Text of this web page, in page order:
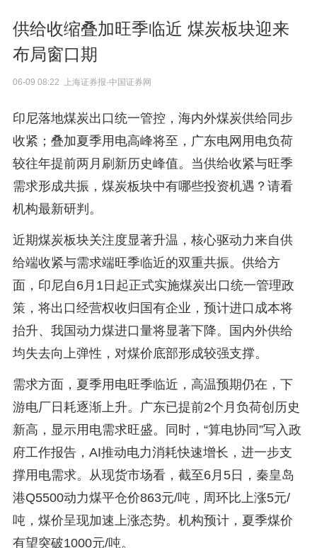
供给收缩叠加旺季临近 煤炭板块迎来
布局窗口期
06-09 08:22 上海证券报·中国证券网
印尼落地煤炭出口统一管控，海内外煤炭供给同步
收紧；叠加夏季用电高峰将至，广东电网用电负荷
较往年提前两月刷新历史峰值。当供给收紧与旺季
需求形成共振，煤炭板块中有哪些投资机遇？请看
机构最新研判。
近期煤炭板块关注度显著升温，核心驱动力来自供
给端收紧与需求端旺季临近的双重共振。供给方
面，印尼自6月1日起正式实施煤炭出口统一管理政
策，将出口经营权收归国有企业，预计进口成本将
抬升、我国动力煤进口量将显著下降。国内外供给
均失去向上弹性，对煤价底部形成较强支撑。
需求方面，夏季用电旺季临近，高温预期仍在，下
游电厂日耗逐渐上升。广东已提前2个月负荷创历史
新高，显示用电需求旺盛。同时，“算电协同”写入政
府工作报告，AI推动电力消耗快速增长，进一步支
撑用电需求。从现货市场看，截至6月5日，秦皇岛
港Q5500动力煤平仓价863元/吨，周环比上涨5元/
吨，煤价呈现加速上涨态势。机构预计，夏季煤价
有望突破1000元/吨。